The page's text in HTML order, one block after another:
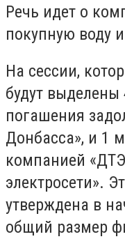
Речь идет о
покупную воду
На сессии,
будут
погашения
Донбасса», и 1
компанией
электросети».
утверждена в
общий размер